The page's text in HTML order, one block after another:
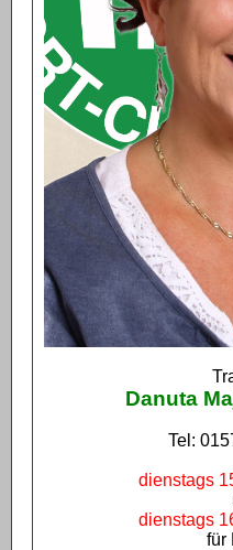
Danuta
Tel:
dienstags
dienstags
für